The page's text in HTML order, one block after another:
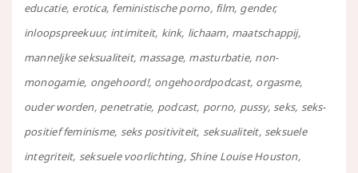
educatie erotica feministische porno film gender
inloopspreekuur intimiteit kink lichaam maatschappij
manneljke seksualiteit massage masturbatie non-
monogamie ongehoord! ongehoordpodcast orgasme
ouder worden penetratie podcast porno pussy seks seks-
positief feminisme seks positiviteit seksualiteit seksuele
integriteit seksuele voorlichting Shine Louise Houston